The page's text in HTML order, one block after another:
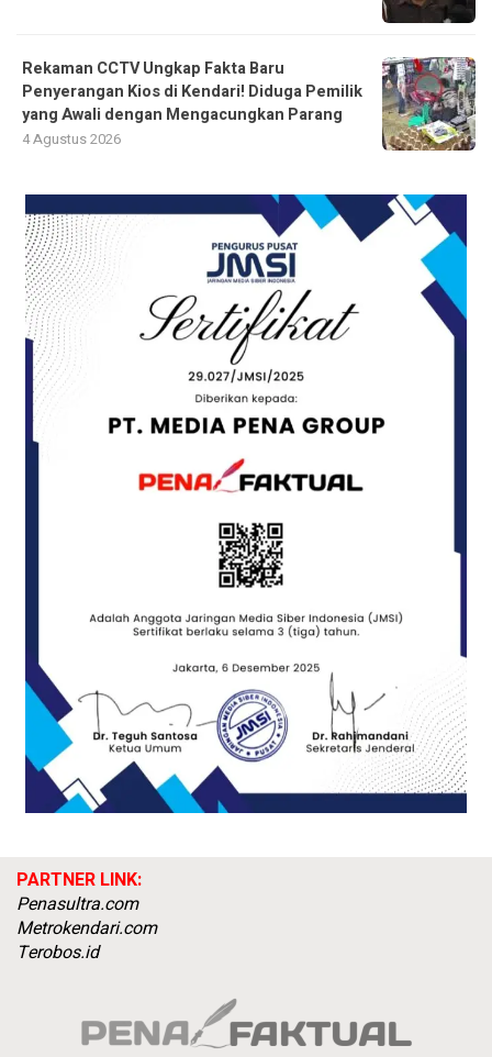
Rekaman CCTV Ungkap Fakta Baru
Penyerangan Kios di Kendari! Diduga Pemilik
yang Awali dengan Mengacungkan Parang
4 Agustus 2026
PARTNER LINK:
Penasultra.com
Metrokendari.com
Terobos.id